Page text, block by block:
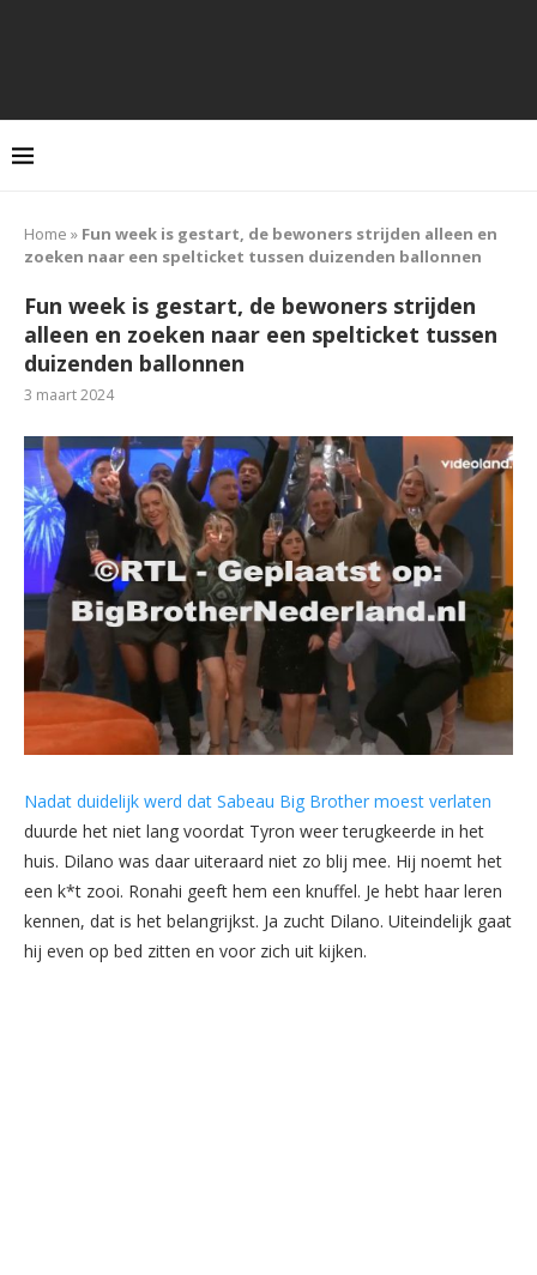
Home » Fun week is gestart, de bewoners strijden alleen en
zoeken naar een spelticket tussen duizenden ballonnen
Fun week is gestart, de bewoners strijden
alleen en zoeken naar een spelticket tussen
duizenden ballonnen
3 maart 2024
Nadat duidelijk werd dat Sabeau Big Brother moest verlaten
duurde het niet lang voordat Tyron weer terugkeerde in het
huis. Dilano was daar uiteraard niet zo blij mee. Hij noemt het
een k*t zooi. Ronahi geeft hem een knuffel. Je hebt haar leren
kennen, dat is het belangrijkst. Ja zucht Dilano. Uiteindelijk gaat
hij even op bed zitten en voor zich uit kijken.